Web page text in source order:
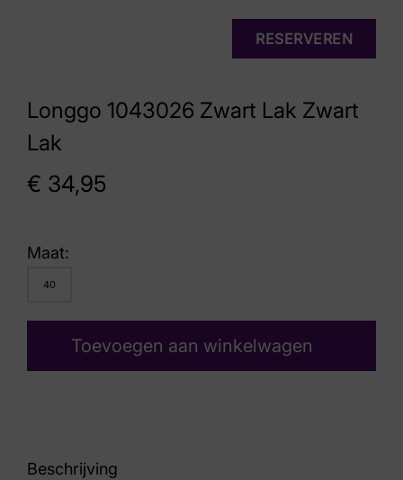
Longgo 1043026 Zwart Lak Zwart
Lak
€ 34,95
RESERVEREN
Maat:
40
Toevoegen aan winkelwagen
Beschrijving